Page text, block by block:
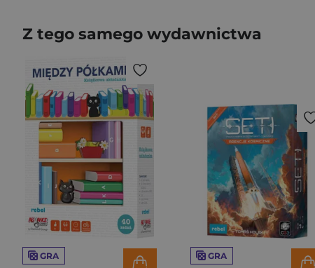
Z tego samego wydawnictwa
GRA GRA